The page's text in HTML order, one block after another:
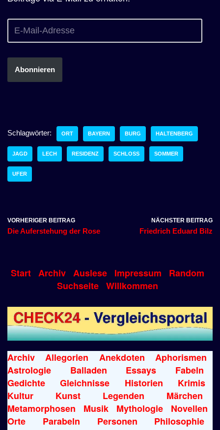
Abonnieren
Schlagwörter: ORT BAYERN BURG HALTENBERG
JAGD LECH RESIDENZ SCHLOSS SOMMER
UFER
VORHERIGER BEITRAG
Die Auferstehung der Rose
NÄCHSTER BEITRAG
Friedrich Eduard Bilz
Start Archiv Auslese Impressum
Random
Suchseite Willkommen
Archiv Allegorien Anekdoten
Aphorismen
Astrologie
Balladen Essays
Fabeln
Gedichte
Gleichnisse Historien
Krimis
Kultur
Kunst Legenden
Märchen
Metamorphosen
Musik Mythologie
Novellen
Orte
Parabeln Personen
Philosophie